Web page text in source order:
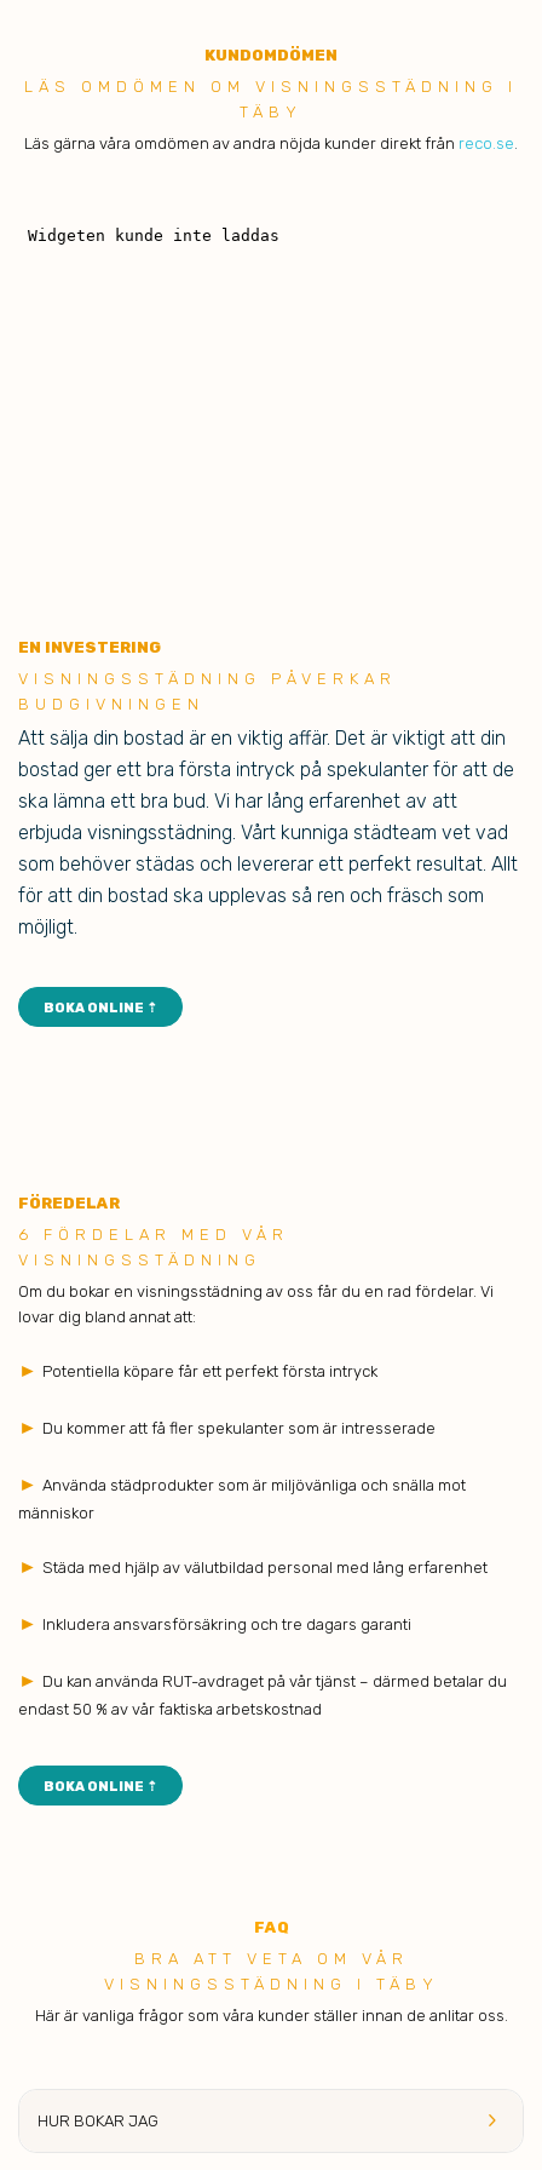
KUNDOMDÖMEN
LÄS OMDÖMEN OM VISNINGSSTÄDNING I
TÄBY
Läs gärna våra omdömen av andra nöjda kunder direkt från reco.se
EN INVESTERING
VIS NINGSSTÄDNING PÅVERKAR
BUDGIVNINGEN
Att sälja din bostad är en viktig affär. Det är viktigt att din
bostad ger ett bra första intryck på spekulanter för att de
ska lämna ett bra bud. Vi har lång erfarenhet av att
erbjuda visningsstädning. Vårt kunniga städteam vet vad
som behöver städas och levererar ett perfekt resultat. Allt
för att din bostad ska upplevas så ren och fräsch som
möjligt.
BOKA ONLINE ⇡
FÖREDE LAR
6 FÖRDELAR MED VÅR
VISNINGSSTÄDNING
Om du bokar en visningsstädning av oss får du en rad fördelar. Vi
lovar dig bland annat att:
► Potentiella köpare får ett perfekt första intryck
► Du kommer att få fler spekulanter som är intresserade
► Använda städprodukter som är miljövänliga och snälla mot
människor
► Städa med hjälp av välutbildad personal med lång erfarenhet
► Inkludera ansvarsförsäkring och tre dagars garanti
► Du kan använda RUT-avdraget på vår tjänst – därmed betalar du
endast 50 % av vår faktiska arbetskostnad
BOKA ONLINE ⇡
FAQ
BR A ATT VETA OM VÅR
VISNINGSSTÄDNING I TÄBY
Här är vanliga frågor som våra kunder ställer innan de anlitar oss.
keyboard_arrow_right
HUR BOKAR JAG